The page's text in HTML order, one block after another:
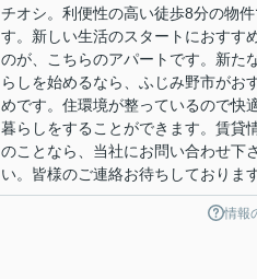
チオシ。利便性の高い徒歩8分の物
す。新しい生活のスタートにおすす
のが、こちらのアパートです。新た
らしを始めるなら、ふじみ野市がお
めです。住環境が整っているので快
暮らしをすることができます。賃貸
のことなら、当社にお問い合わせ下さ
い。皆様のご連絡お待ちしております
情報